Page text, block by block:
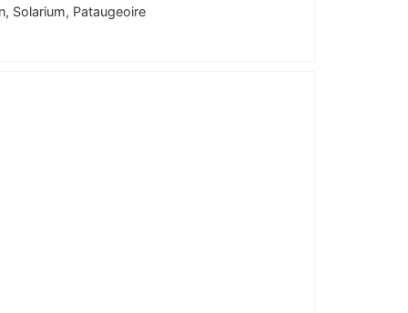
Solarium, Pataugeoire